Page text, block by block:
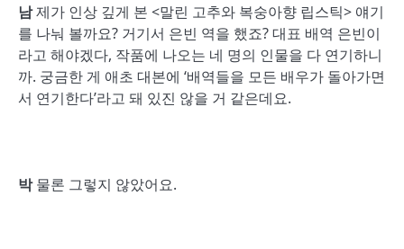
남제가 인상 깊게 본 <말린 고추와 복숭아향 립스틱> 얘기
를 나눠 볼까요? 거기서 은빈 역을 했죠? 대표 배역 은빈이
라고 해야겠다, 작품에 나오는 네 명의 인물을 다 연기하니
까. 궁금한 게 애초 대본에 ‘배역들을 모든 배우가 돌아가면
서 연기한다’라고 돼 있진 않을 거 같은데요.
박물론 그렇지 않았어요.